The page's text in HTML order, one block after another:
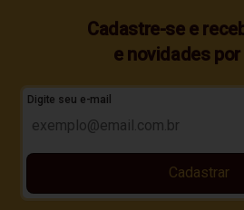
Cadastre-se e
e novidades por
Digite seu e-mail
Cadastrar